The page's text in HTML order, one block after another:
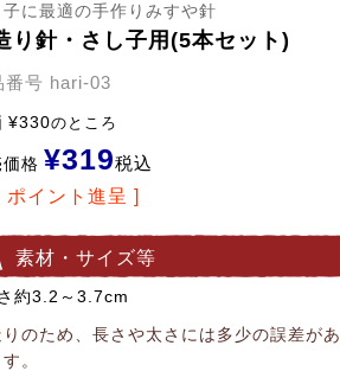
に最適の手作りみすや針
り針・さし子用(5本セット)
番号 hari-03
¥330のところ
格 ¥319税込
ポイント進呈 ]
素材・サイズ等
約3.2～3.7cm
のため、長さや太さには多少の誤差があ
。